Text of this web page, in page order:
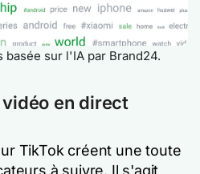
basée sur l'IA par Brand24.
en direct
TikTok créent une toute